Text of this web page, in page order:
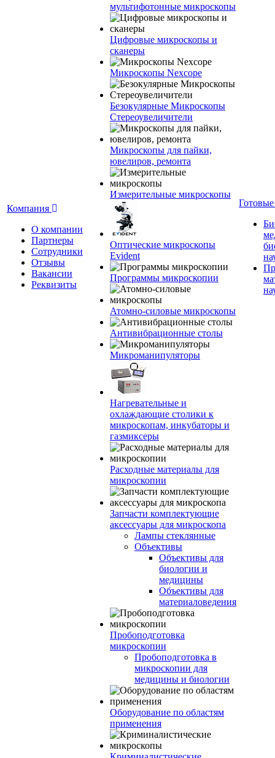
Компания
О компании
Партнеры
Сотрудники
Отзывы
Вакансии
Реквизиты
мультифотонные микроскопы
Цифровые микроскопы и
сканеры
Микроскопы Nexcope
Безокулярные Микроскопы
Стереоувеличители
Микроскопы для пайки,
ювелиров, ремонта
Измерительные микроскопы
Оптические микроскопы
Evident
Программы микроскопии
Атомно-силовые микроскопы
Антивибрационные столы
Микроманипуляторы
Нагревательные и
охлаждающие столики к
микроскопам, инкубаторы и
газмиксеры
Расходные материалы для
микроскопии
Запчасти комплектующие
аксессуары для микроскопа
Лампы стеклянные
Объективы
Объективы для
биологии и
медицины
Объективы для
материаловедения
Пробоподготовка
микроскопии
Пробоподготовка в
микроскопии для
медицины и биологии
Оборудование по областям
применения